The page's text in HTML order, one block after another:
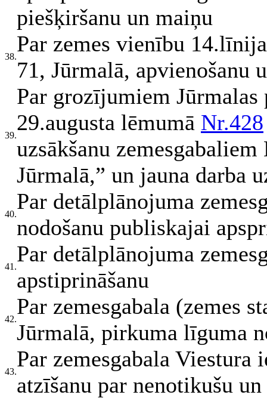
piešķiršanu un maiņu
38.
Par zemes vienību
71, Jūrmalā, apvienošanu
39.
Par grozījumiem Jūrmalas
29.augusta lēmumā Nr.428
uzsākšanu
Jūrmalā,” un jauna darba
40.
Par detālplānojuma
nodošanu publiskajai
41.
Par detālplānojuma
apstiprināšanu
42.
Par zemesgabala (zemes
Jūrmalā, pirkuma līguma
43.
Par zemesgabala
atzīšanu par nenotikušu